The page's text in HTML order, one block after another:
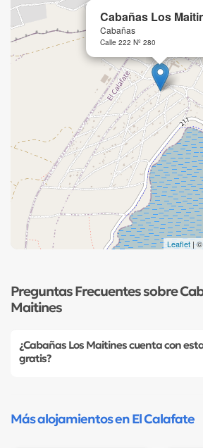
Cabañas Los
Cabañas
Calle 222 Nº 280
Leaflet |
Preguntas Frecuentes sobre
Maitines
¿Cabañas Los Maitines cuenta con
gratis?
Más alojamientos en El Calafate